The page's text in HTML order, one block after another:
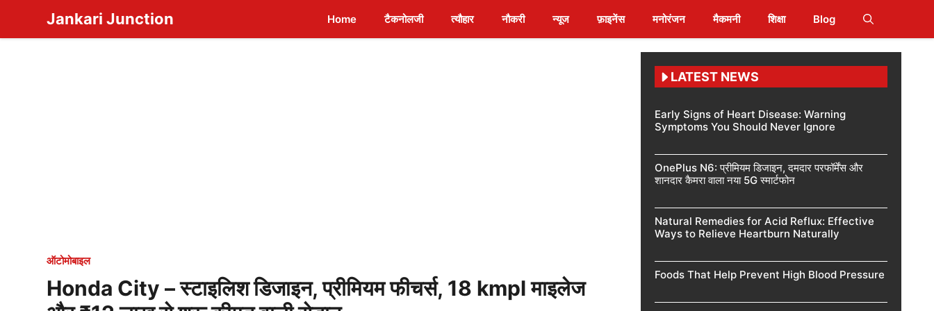
content
Jankari Junction Home टैकनोलजी त्यौहार नौकरी न्यूज फ़ाइनेंस मनोरंजन मैकमनी शिक्षा Blog
ऑटोमोबाइल
Honda City – स्टाइलिश डिजाइन, प्रीमियम फीचर्स, 18 kmpl माइलेज
LATEST NEWS
Early Signs of Heart Disease: Warning
Symptoms You Should Never Ignore
OnePlus N6: प्रीमियम डिजाइन, दमदार परफॉर्मेंस और
शानदार कैमरा वाला नया 5G स्मार्टफोन
Natural Remedies for Acid Reflux: Effective
Ways to Relieve Heartburn Naturally
Foods That Help Prevent High Blood Pressure